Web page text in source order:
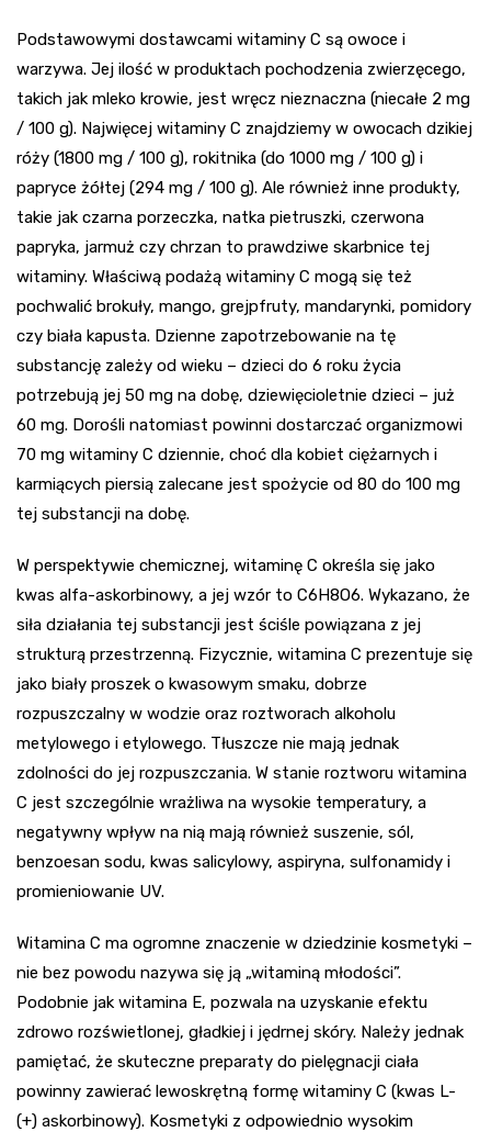
Podstawowymi dostawcami witaminy C są owoce i
warzywa. Jej ilość w produktach pochodzenia zwierzęcego,
takich jak mleko krowie, jest wręcz nieznaczna (niecałe 2 mg
/ 100 g). Najwięcej witaminy C znajdziemy w owocach dzikiej
róży (1800 mg / 100 g), rokitnika (do 1000 mg / 100 g) i
papryce żółtej (294 mg / 100 g). Ale również inne produkty,
takie jak czarna porzeczka, natka pietruszki, czerwona
papryka, jarmuż czy chrzan to prawdziwe skarbnice tej
witaminy. Właściwą podażą witaminy C mogą się też
pochwalić brokuły, mango, grejpfruty, mandarynki, pomidory
czy biała kapusta. Dzienne zapotrzebowanie na tę
substancję zależy od wieku – dzieci do 6 roku życia
potrzebują jej 50 mg na dobę, dziewięcioletnie dzieci – już
60 mg. Dorośli natomiast powinni dostarczać organizmowi
70 mg witaminy C dziennie, choć dla kobiet ciężarnych i
karmiących piersią zalecane jest spożycie od 80 do 100 mg
tej substancji na dobę.
W perspektywie chemicznej, witaminę C określa się jako
kwas alfa-askorbinowy, a jej wzór to C6H8O6. Wykazano, że
siła działania tej substancji jest ściśle powiązana z jej
strukturą przestrzenną. Fizycznie, witamina C prezentuje się
jako biały proszek o kwasowym smaku, dobrze
rozpuszczalny w wodzie oraz roztworach alkoholu
metylowego i etylowego. Tłuszcze nie mają jednak
zdolności do jej rozpuszczania. W stanie roztworu witamina
C jest szczególnie wrażliwa na wysokie temperatury, a
negatywny wpływ na nią mają również suszenie, sól,
benzoesan sodu, kwas salicylowy, aspiryna, sulfonamidy i
promieniowanie UV.
Witamina C ma ogromne znaczenie w dziedzinie kosmetyki –
nie bez powodu nazywa się ją „witaminą młodości”.
Podobnie jak witamina E, pozwala na uzyskanie efektu
zdrowo rozświetlonej, gładkiej i jędrnej skóry. Należy jednak
pamiętać, że skuteczne preparaty do pielęgnacji ciała
powinny zawierać lewoskrętną formę witaminy C (kwas L-
(+) askorbinowy). Kosmetyki z odpowiednio wysokim